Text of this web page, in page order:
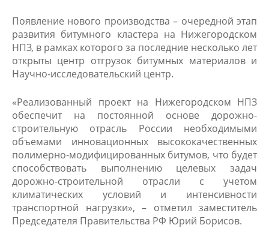
Появление нового производства – очередной этап
развития битумного кластера на Нижегородском
НПЗ, в рамках которого за последние несколько лет
открыты центр отгрузок битумных материалов и
Научно-исследовательский центр.
«Реализованный проект на Нижегородском НПЗ
обеспечит на постоянной основе дорожно-
строительную отрасль России необходимыми
объемами инновационных высококачественных
полимерно-модифицированных битумов, что будет
способствовать выполнению целевых задач
дорожно-строительной отрасли с учетом
климатических условий и интенсивности
транспортной нагрузки», – отметил заместитель
Председателя Правительства РФ Юрий Борисов.